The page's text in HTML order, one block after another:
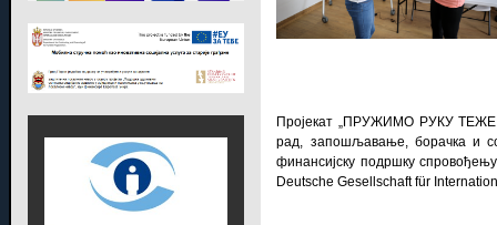
Пројекат „ПРУЖИМО РУКУ ТЕЖЕ
рад, запошљавање, борачка и
финансијску подршку спровођењу
Deutsche Gesellschaft für